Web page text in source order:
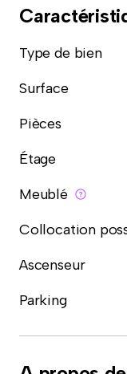
Type de bien
Surface
Pièces
Étage
Meublé
Collocation
Ascenseur
Parking